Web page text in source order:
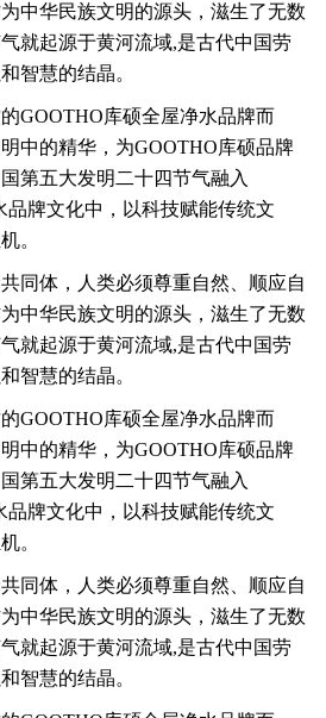
中华民族文明的源头，滋生了无数
就起源于黄河流域,是古代中国劳
智慧的结晶。
GOOTHO库硕全屋净水品牌而
中的精华，为GOOTHO库硕品牌
第五大发明二十四节气融入
品牌文化中，以科技赋能传统文
。
同体，人类必须尊重自然、顺应自
中华民族文明的源头，滋生了无数
就起源于黄河流域,是古代中国劳
智慧的结晶。
GOOTHO库硕全屋净水品牌而
中的精华，为GOOTHO库硕品牌
第五大发明二十四节气融入
品牌文化中，以科技赋能传统文
。
同体，人类必须尊重自然、顺应自
中华民族文明的源头，滋生了无数
就起源于黄河流域,是古代中国劳
智慧的结晶。